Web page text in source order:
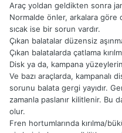
Araç yoldan geldikten sonra
Normalde önler, arkalara göre
sıcak ise bir sorun vardır.
Çıkan balatalar düzensiz
Çıkan balatalarda çatlama
Disk ya da, kampana
Ve bazı araçlarda, kampanalı
sorunu balata gergi yayıdır.
zamanla paslanır kilitlenir. Bu
olur.
Fren hortumlarında kırılma/